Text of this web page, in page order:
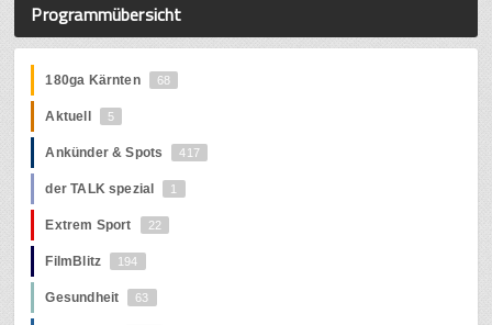
Programmübersicht
180ga Kärnten 68
Aktuell 5
Ankünder & Spots 417
der TALK spezial 1
Extrem Sport 22
FilmBlitz 194
Gesundheit 63